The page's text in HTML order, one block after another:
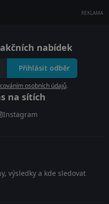
REKLAMA
nabídek
Přihlásit odběr
osobních údajů.
na sítích
Instagram
výsledky a kde sledovat